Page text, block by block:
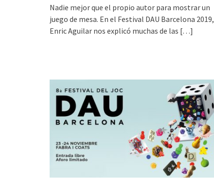
Nadie mejor que el propio autor para mostrar un
juego de mesa. En el Festival DAU Barcelona 2019,
Enric Aguilar nos explicó muchas de las […]